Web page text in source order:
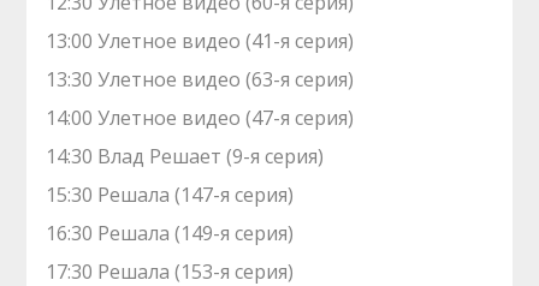
13:00 Улетное видео (41-я серия)
13:30 Улетное видео (63-я серия)
14:00 Улетное видео (47-я серия)
14:30 Влад Решает (9-я серия)
15:30 Решала (147-я серия)
16:30 Решала (149-я серия)
17:30 Решала (153-я серия)